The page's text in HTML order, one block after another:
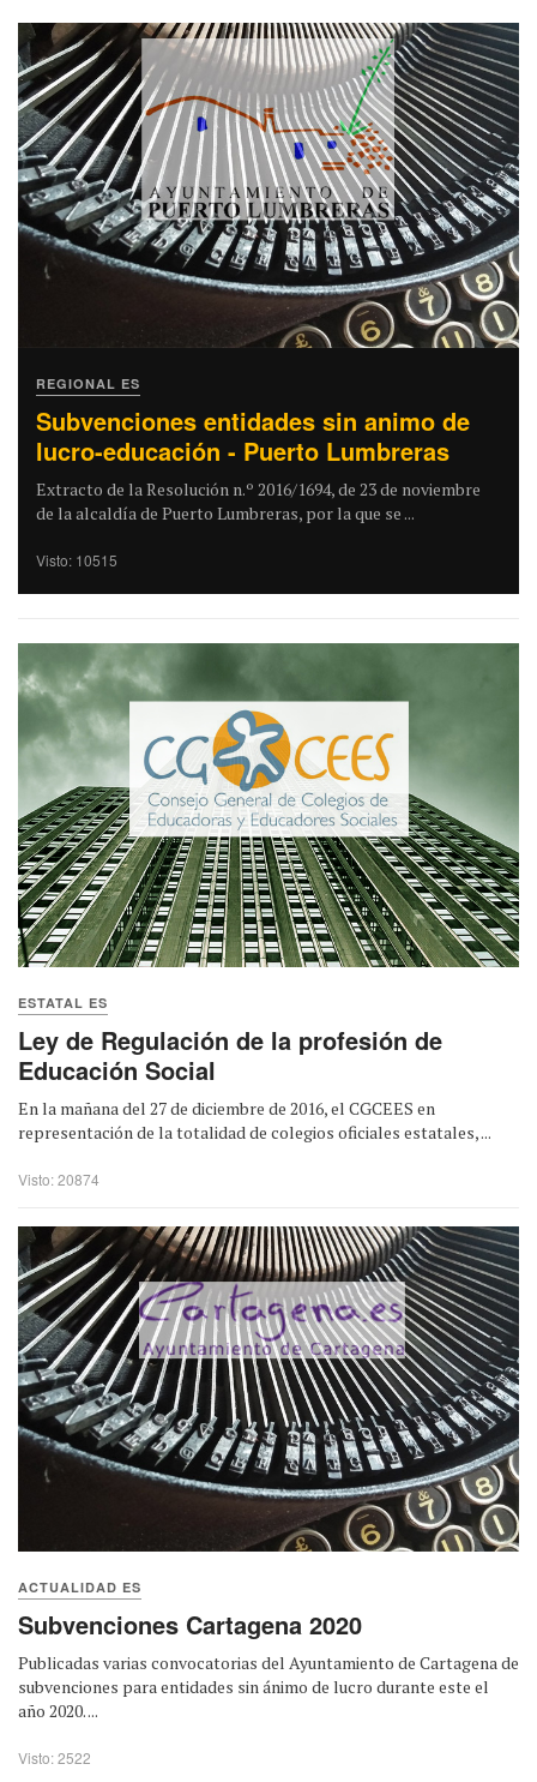
REGIONAL ES
Subvenciones entidades sin animo de
lucro-educación - Puerto Lumbreras
Extracto de la Resolución n.º 2016/1694, de 23 de noviembre
de la alcaldía de Puerto Lumbreras, por la que se ...
Visto: 10515
ESTATAL ES
Ley de Regulación de la profesión de
Educación Social
En la mañana del 27 de diciembre de 2016, el CGCEES en
representación de la totalidad de colegios oficiales estatales, ...
Visto: 20874
ACTUALIDAD ES
Subvenciones Cartagena 2020
Publicadas varias convocatorias del Ayuntamiento de Cartagena de
subvenciones para entidades sin ánimo de lucro durante este el
año 2020. ...
Visto: 2522